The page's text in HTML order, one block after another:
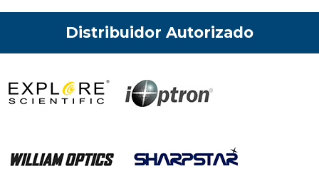
Distribuidor Autorizado